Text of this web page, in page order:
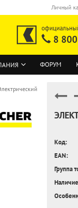
Личный
8
ФОРУМ
Код:
EAN:
Группа